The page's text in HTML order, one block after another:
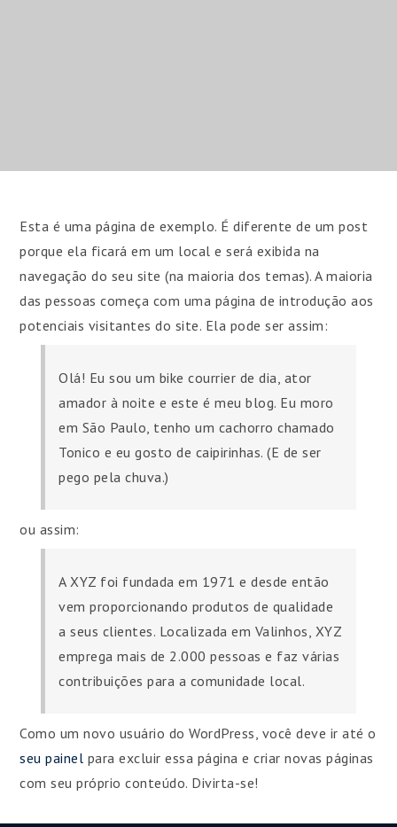
Esta é uma página de exemplo. É diferente de um post
porque ela ficará em um local e será exibida na
navegação do seu site (na maioria dos temas). A maioria
das pessoas começa com uma página de introdução aos
potenciais visitantes do site. Ela pode ser assim:
Olá! Eu sou um bike courrier de dia, ator
amador à noite e este é meu blog. Eu moro
em São Paulo, tenho um cachorro chamado
Tonico e eu gosto de caipirinhas. (E de ser
pego pela chuva.)
ou assim:
A XYZ foi fundada em 1971 e desde então
vem proporcionando produtos de qualidade
a seus clientes. Localizada em Valinhos, XYZ
emprega mais de 2.000 pessoas e faz várias
contribuições para a comunidade local.
Como um novo usuário do WordPress, você deve ir até o
seu painel para excluir essa página e criar novas páginas
com seu próprio conteúdo. Divirta-se!